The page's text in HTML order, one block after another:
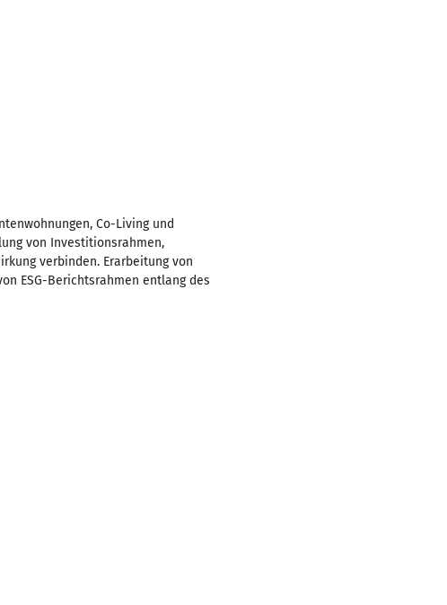
Co-Living und
von Investitionsrahmen,
verbinden. Erarbeitung von
ESG-Berichtsrahmen entlang des